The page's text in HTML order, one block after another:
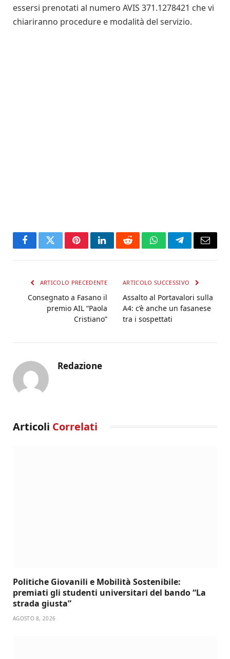
essersi prenotati al numero AVIS 371.1278421 che vi
chiariranno procedure e modalità del servizio.
FacebookTwitterPinterestLinkedInRedditWhatsAppTelegramEmail
ARTICOLO PRECEDENTE
Consegnato a Fasano il
premio AIL “Paola
Cristiano”
ARTICOLO SUCCESSIVO
Assalto al Portavalori sulla
A4: c’è anche un fasanese
tra i sospettati
Redazione
Articoli Correlati
Politiche Giovanili e Mobilità Sostenibile:
premiati gli studenti universitari del bando “La
strada giusta”
AGOSTO 8, 2026